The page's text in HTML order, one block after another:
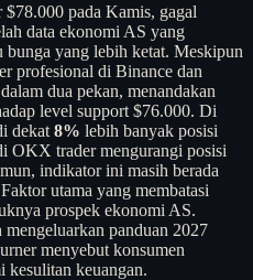
pada Kamis, gagal
data ekonomi AS yang
bunga yang lebih ketat. Meskipun
profesional di Binance dan
dua pekan, menandakan
level support $76.000. Di
dekat 8% lebih banyak posisi
OKX trader mengurangi posisi
indikator ini masih berada
utama yang membatasi
prospek ekonomi AS.
mengeluarkan panduan 2027
menyebut konsumen
kesulitan keuangan.